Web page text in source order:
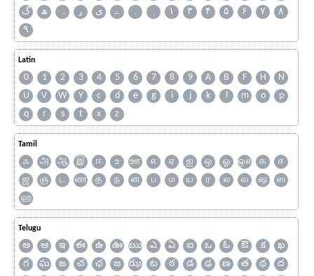
گ
ھ ہ ۄ ی ے ۔ ۱ ۳ ۴ ۵ ۶ ۷
۸
۹
Latin
0 1 2 3 4 5 6 7 8 9 A B F H
N
U
V W Y c d e g i j k l m o
p
q
r s t x z
Tamil
ஃ அ ஆ இ ஈ உ ஊ எ ஏ ஐ ஒ ஓ ஔ க
ச
ஜ
ஞ ட ண த ந ன ப ம ய ர ல வ ஷ
ஸ
ஹ
Telugu
అ ఆ ఇ ఈ ఉ ఊ ఋ ఎ ఏ ఐ ఒ ఓ ఔ క
ఖ
గ
ఘ ఙ చ ఛ జ ఝ ట ఠ డ ఢ ణ త థ
ద